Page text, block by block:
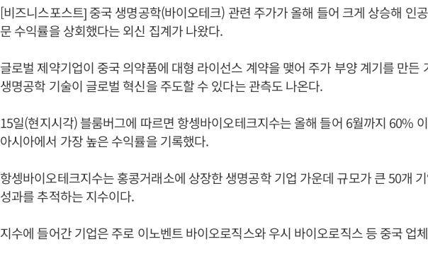
[비즈니스포스트] 중국 생명공학(바이오테크) 관련 주가가 올해 들어 크게 상승해 인
문 수익률을 상회했다는 외신 집계가 나왔다.
글로벌 제약기업이 중국 의약품에 대형 라이선스 계약을 맺어 주가 부양 계기를 만든
생명공학 기술이 글로벌 혁신을 주도할 수 있다는 관측도 나온다.
15일(현지시각) 블룸버그에 따르면 항셍바이오테크지수는 올해 들어 6월까지 60%
아시아에서 가장 높은 수익률을 기록했다.
항셍바이오테크지수는 홍콩거래소에 상장한 생명공학 기업 가운데 규모가 큰 50개
성과를 추적하는 지수이다.
지수에 들어간 기업은 주로 이노벤트 바이오로직스와 우시 바이오로직스 등 중국 업